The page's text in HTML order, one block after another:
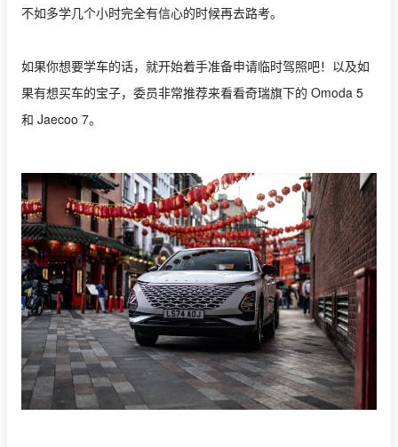
不如多学几个小时完全有信心的时候再去路考。
如果你想要学车的话，就开始着手准备申请临时驾照吧！以及如
果有想买车的宝子，委员非常推荐来看看奇瑞旗下的 Omoda 5
和 Jaecoo 7。